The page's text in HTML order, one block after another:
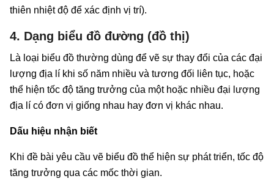
thiên nhiệt độ để xác định vị trí).
4. Dạng biểu đồ đường (đồ thị)
Là loại biểu đồ thường dùng để vẽ sự thay đổi của các đại
lượng địa lí khi số năm nhiều và tương đối liên tục, hoặc
thể hiện tốc độ tăng trưởng của một hoặc nhiều đại lượng
địa lí có đơn vị giống nhau hay đơn vị khác nhau.
Dấu hiệu nhận biết
Khi đề bài yêu cầu vẽ biểu đồ thể hiện sự phát triển, tốc độ
tăng trưởng qua các mốc thời gian.